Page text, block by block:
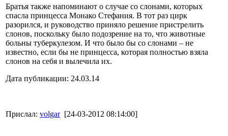
Братья также напоминают о случае со слонами, которых
спасла принцесса Монако Стефания. В тот раз цирк
разорился, и руководство приняло решение пристрелить
слонов, поскольку было подозрение на то, что животные
больны туберкулезом. И что было бы со слонами – не
известно, если бы не принцесса, которая полностью взяла
слонов на себя и вылечила их.
Дата публикации: 24.03.14
Прислал: volgar [24-03-2012 08:14:00]